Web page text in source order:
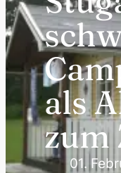
als
zum
01.